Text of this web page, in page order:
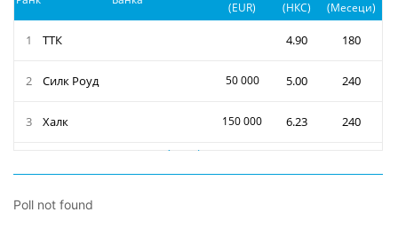
Poll not found